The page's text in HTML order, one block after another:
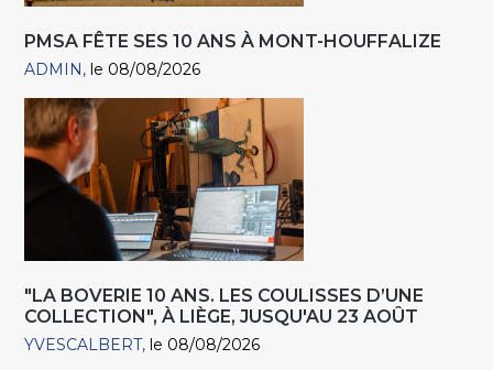
PMSA FÊTE SES 10 ANS À MONT-HOUFFALIZE
ADMIN le 08/08/2026
"LA BOVERIE 10 ANS. LES COULISSES D’UNE
COLLECTION", À LIÈGE, JUSQU'AU 23 AOÛT
YVESCALBERT le 08/08/2026